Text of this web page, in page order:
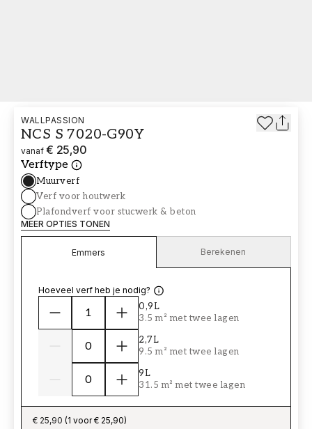
WALLPASSION
NCS S 7020-G90Y
vanaf € 25,90
Verftype
Muurverf
Verf voor houtwerk
Plafondverf voor stucwerk & beton
MEER OPTIES TONEN
Emmers Berekenen
Hoeveel verf heb je nodig?
0,9L
3.5 m² met twee lagen
2,7L
9.5 m² met twee lagen
9L
31.5 m² met twee lagen
€ 25,90 (1 voor € 25,90)